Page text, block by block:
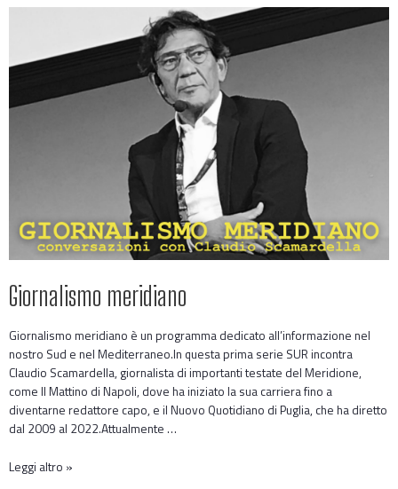
Giornalismo meridiano
Giornalismo meridiano è un programma dedicato all’informazione nel
nostro Sud e nel Mediterraneo.In questa prima serie SUR incontra
Claudio Scamardella, giornalista di importanti testate del Meridione,
come Il Mattino di Napoli, dove ha iniziato la sua carriera fino a
diventarne redattore capo, e il Nuovo Quotidiano di Puglia, che ha diretto
dal 2009 al 2022.Attualmente …
Leggi altro »